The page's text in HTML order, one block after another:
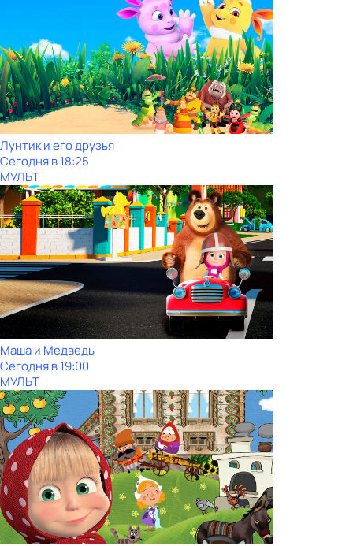
Лунтик и его друзья
Сегодня в 18:25
МУЛЬТ
Маша и Медведь
Сегодня в 19:00
МУЛЬТ